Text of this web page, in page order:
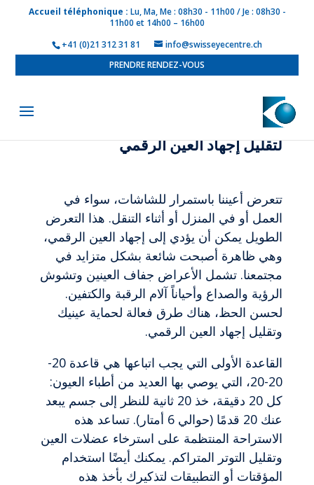
Accueil téléphonique : Lu, Ma, Me : 08h30 - 11h00 / Je : 08h30 -
11h00 et 14h00 – 16h00
+41 (0)21 312 31 81
info@swisseyecentre.ch
PRENDRE RENDEZ-VOUS
حماية عينيك من الشاشات: نصائح
لتقليل إجهاد العين الرقمي
تتعرض أعيننا باستمرار للشاشات، سواء في
العمل أو في المنزل أو أثناء التنقل. هذا التعرض
الطويل يمكن أن يؤدي إلى إجهاد العين الرقمي،
وهي ظاهرة أصبحت شائعة بشكل متزايد في
مجتمعنا. تشمل الأعراض جفاف العينين وتشوش
الرؤية والصداع وأحياناً آلام الرقبة والكتفين.
لحسن الحظ، هناك طرق فعالة لحماية عينيك
وتقليل إجهاد العين الرقمي.
القاعدة الأولى التي يجب اتباعها هي قاعدة 20-
20-20، التي يوصي بها العديد من أطباء العيون:
كل 20 دقيقة، خذ 20 ثانية للنظر إلى جسم يبعد
عنك 20 قدمًا (حوالي 6 أمتار). تساعد هذه
الاستراحة المنتظمة على استرخاء عضلات العين
وتقليل التوتر المتراكم. يمكنك أيضًا استخدام
المؤقتات أو التطبيقات لتذكيرك بأخذ هذه